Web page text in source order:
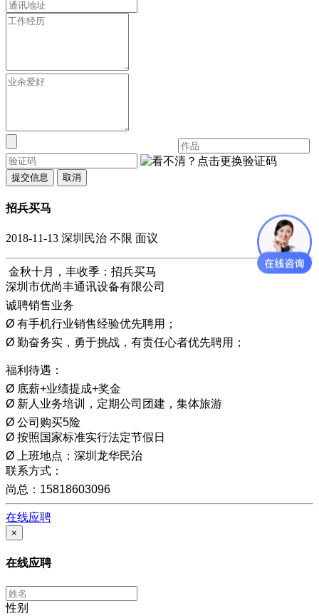
提交信息 取消
招兵买马
2018-11-13 深圳民治 不限 面议
金秋十月，丰收季：招兵买马
深圳市优尚丰通讯设备有限公司
诚聘销售业务
Ø 有手机行业销售经验优先聘用；
Ø 勤奋务实，勇于挑战，有责任心者优先聘用；
福利待遇：
Ø 底薪+业绩提成+奖金
Ø 新人业务培训，定期公司团建，集体旅游
Ø 公司购买5险
Ø 按照国家标准实行法定节假日
Ø 上班地点：深圳龙华民治
联系方式：
尚总：15818603096
在线应聘
×
在线应聘
性别